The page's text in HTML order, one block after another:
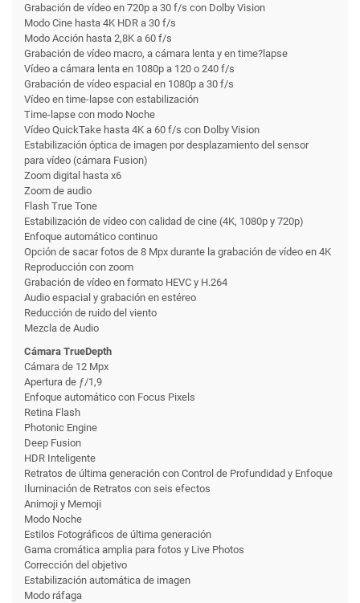
Grabación de vídeo en 720p a 30 f/s con Dolby Vision
Modo Cine hasta 4K HDR a 30 f/s
Modo Acción hasta 2,8K a 60 f/s
Grabación de vídeo macro, a cámara lenta y en time?lapse
Vídeo a cámara lenta en 1080p a 120 o 240 f/s
Grabación de vídeo espacial en 1080p a 30 f/s
Vídeo en time-lapse con estabili­zación
Time-lapse con modo Noche
Vídeo QuickTake hasta 4K a 60 f/s con Dolby Vision
Estabili­zación óptica de imagen por desplazamiento del sensor
para vídeo (cámara Fusion)
Zoom digital hasta x6
Zoom de audio
Flash True Tone
Estabili­zación de vídeo con calidad de cine (4K, 1080p y 720p)
Enfoque automático continuo
Opción de sacar fotos de 8 Mpx durante la grabación de vídeo en 4K
Reproducción con zoom
Grabación de vídeo en formato HEVC y H.264
Audio espacial y grabación en estéreo
Reducción de ruido del viento
Mezcla de Audio
Cámara TrueDepth
Cámara de 12 Mpx
Apertura de ƒ/1,9
Enfoque automático con Focus Pixels
Retina Flash
Photonic Engine
Deep Fusion
HDR Inteligente
Retratos de última generación con Control de Profundidad y Enfoque
Iluminación de Retratos con seis efectos
Animoji y Memoji
Modo Noche
Estilos Fotográficos de última generación
Gama cromática amplia para fotos y Live Photos
Corrección del objetivo
Estabili­zación automática de imagen
Modo ráfaga